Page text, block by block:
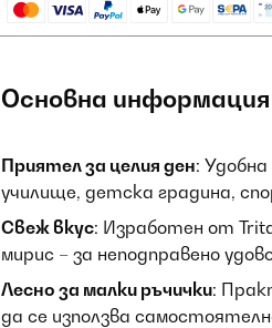
Основна информация
Приятел за целия ден:
училище, детска градина,
Свеж вкус: Изработен от
мирис – за неподправено
Лесно за малки ръчички:
да се използва